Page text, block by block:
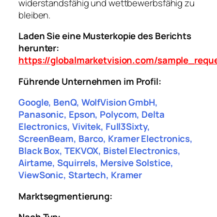
widerstandsfähig und wettbewerbsfähig zu
bleiben.
Laden Sie eine Musterkopie des Berichts
herunter:
https://globalmarketvision.com/
Führende Unternehmen im Profil:
Google, BenQ, WolfVision GmbH,
Panasonic, Epson, Polycom, Delta
Electronics, Vivitek, Full3Sixty,
ScreenBeam, Barco, Kramer Electronics,
Black Box, TEKVOX, Bistel Electronics,
Airtame, Squirrels, Mersive Solstice,
ViewSonic, Startech, Kramer
Marktsegmentierung: